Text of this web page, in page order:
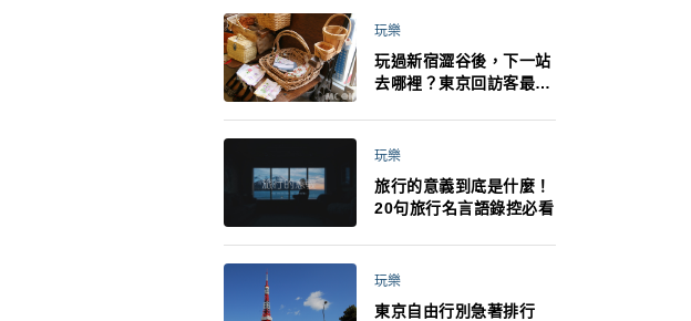
玩樂
玩過新宿澀谷後，下一站
去哪裡？東京回訪客最推
玩樂
旅行的意義到底是什麼！
20句旅行名言語錄控必看
玩樂
東京自由行別急著排行